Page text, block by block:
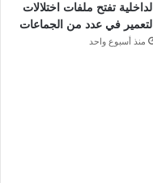
الداخلية تفتح ملفات اختلالات
التعمير في عدد من الجماعات
منذ أسبوع واحد